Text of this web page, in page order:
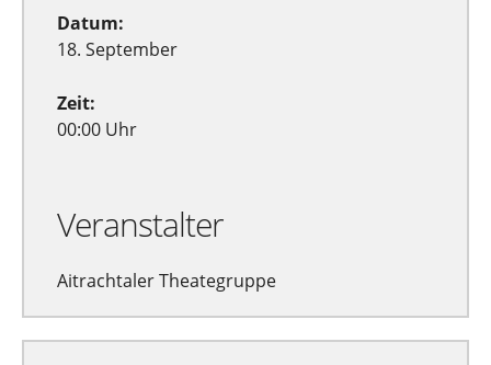
Datum:
18. September
Zeit:
00:00 Uhr
Veranstalter
Aitrachtaler Theategruppe